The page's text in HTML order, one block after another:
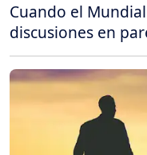
Cuando el
discusiones en